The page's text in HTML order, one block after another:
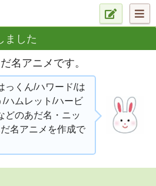
ました
名アニメです。
っくん/ハワード/は
ハムレット/ハービ
どのあだ名・ニッ
名アニメを作成で